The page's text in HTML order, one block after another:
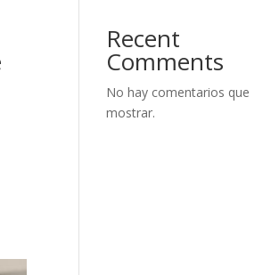
Recent
Comments
No hay comentarios que
mostrar.